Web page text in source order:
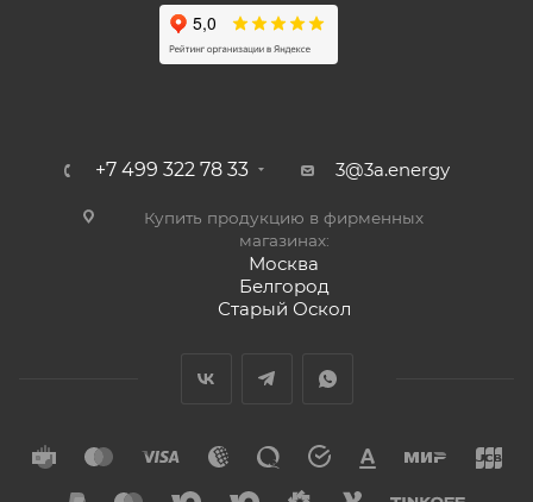
+7 499 322 78 33 3@3a.energy
Купить продукцию в фирменных
магазинах:
Москва
Белгород
Старый Оскол